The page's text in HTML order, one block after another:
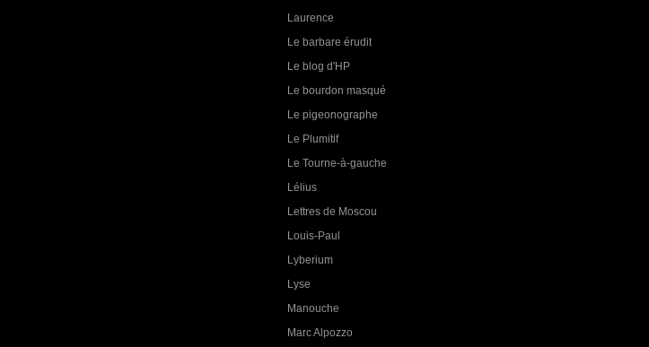
Laurence
Le barbare érudit
Le blog d'HP
Le bourdon masqué
Le pigeonographe
Le Plumitif
Le Tourne-à-gauche
Lélius
Lettres de Moscou
Louis-Paul
Lyberium
Lyse
Manouche
Marc Alpozzo